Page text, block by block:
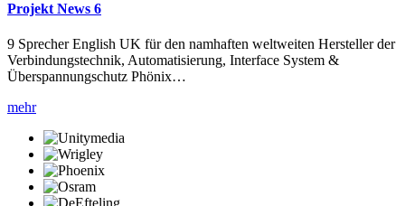
Projekt News 6
9 Sprecher English UK für den namhaften weltweiten Hersteller der
Verbindungstechnik, Automatisierung, Interface System &
Überspannungschutz Phönix…
mehr